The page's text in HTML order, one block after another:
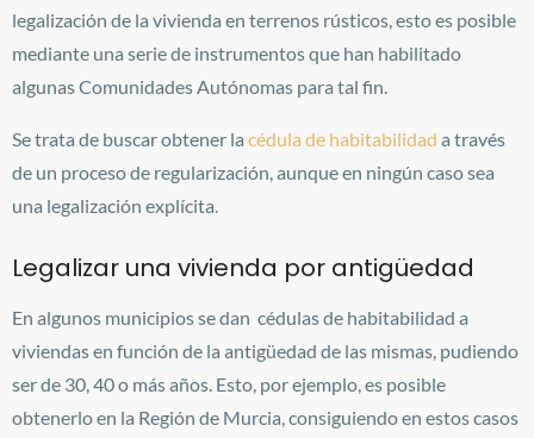
legalización de la vivienda en terrenos rústicos, esto es posible
mediante una serie de instrumentos que han habilitado
algunas Comunidades Autónomas para tal fin.
Se trata de buscar obtener lacédula de habitabilidad a través
de un proceso de regularización, aunque en ningún caso sea
una legalización explícita.
Legalizar una vivienda por antigüedad
En algunos municipios se dan cédulas de habitabilidad a
viviendas en función de la antigüedad de las mismas, pudiendo
ser de 30, 40 o más años. Esto, por ejemplo, es posible
obtenerlo en la Región de Murcia, consiguiendo en estos casos